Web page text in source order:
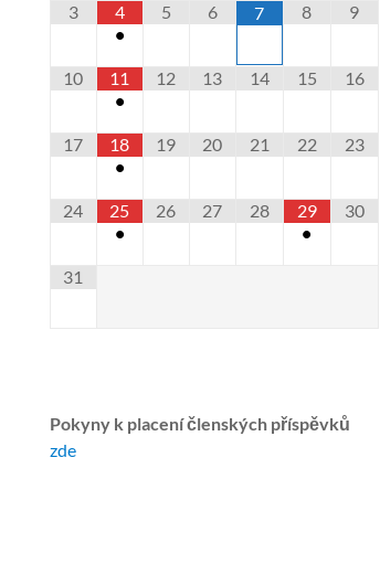
3
4
•
5 6 7 8 9
10
11
•
12 13 14 15 16
17
18
•
19 20 21 22 23
24
25
•
26 27 28
29
•
30
31
Pokyny k placení členských příspěvků
zde